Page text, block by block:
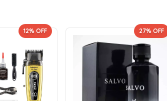
12% OFF 27% OFF